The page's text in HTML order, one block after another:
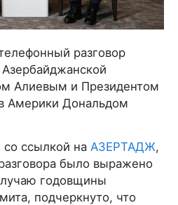
разговор
Алиевым и Президентом
Америки Дональдом
со ссылкой на АЗЕРТАДЖ,
было выражено
годовщины
подчеркнуто, что